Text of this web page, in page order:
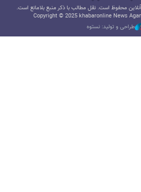
محفوظ است. نقل مطالب با ذکر منبع بلامانع است.
Copyright © 2025 khabaronline News
طراحی و تولید: نستوه